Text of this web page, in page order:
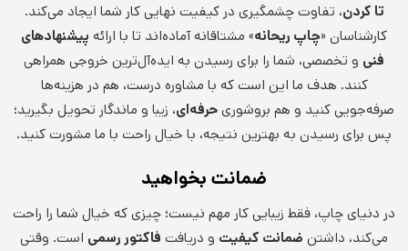
تا کردن، تفاوت چشمگیری در کیفیت نهایی کار شما ایجاد می‌کند.
کارشناسان «چاپ ریحانه» مشتاقانه آماده‌اند تا با ارائه پیشنهادهای
فنی و تخصصی، شما را برای رسیدن به ایده‌آل‌ترین خروجی همراهی
کنند. هدف ما این است که با مشاوره درست، هم در هزینه‌ها
صرفه‌جویی کنید و هم بروشوریحرفه‌ای، زیبا و ماندگار تحویل بگیرید؛
پس برای رسیدن به بهترین نتیجه، با خیال راحت با ما مشورت کنید.
ضمانت بخواهید
در دنیای چاپ، فقط زیبایی کار مهم نیست؛ چیزی که خیال شما را راحت
می‌کند، داشتن ضمانت کیفیت و دریافت فاکتور رسمی است. وقتی